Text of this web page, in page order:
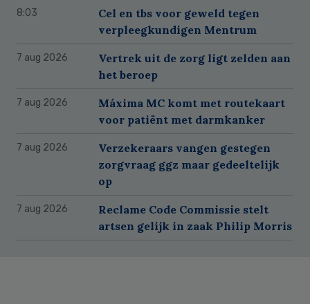
8:03
Cel en tbs voor geweld tegen
verpleegkundigen Mentrum
7 aug 2026
Vertrek uit de zorg ligt zelden aan
het beroep
7 aug 2026
Máxima MC komt met routekaart
voor patiënt met darmkanker
7 aug 2026
Verzekeraars vangen gestegen
zorgvraag ggz maar gedeeltelijk
op
7 aug 2026
Reclame Code Commissie stelt
artsen gelijk in zaak Philip Morris